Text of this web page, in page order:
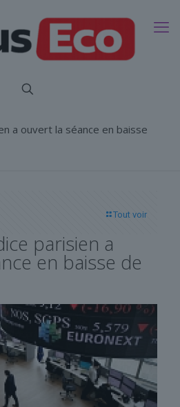
a ouvert la séance en baisse
Tout voir
parisien a
en baisse de